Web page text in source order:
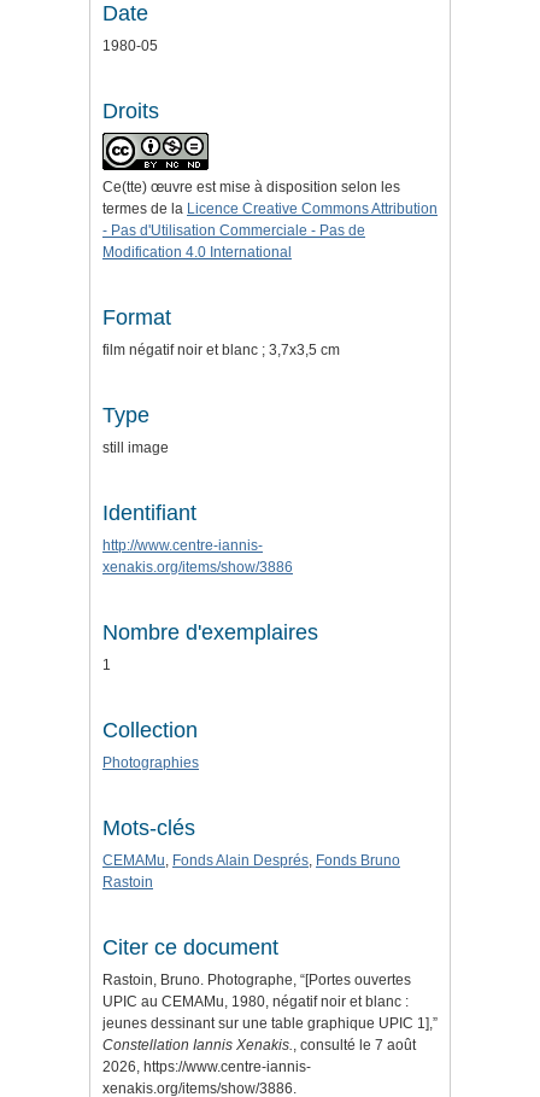
Date
1980-05
Droits
Ce(tte) œuvre est mise à disposition selon les
termes de la Licence Creative Commons Attribution
- Pas d'Utilisation Commerciale - Pas de
Modification 4.0 International
Format
film négatif noir et blanc ; 3,7x3,5 cm
Type
still image
Identifiant
http://www.centre-iannis-
xenakis.org/items/show/3886
Nombre d'exemplaires
1
Collection
Photographies
Mots-clés
CEMAMu, Fonds Alain Després, Fonds Bruno
Rastoin
Citer ce document
Rastoin, Bruno. Photographe, “[Portes ouvertes
UPIC au CEMAMu, 1980, négatif noir et blanc :
jeunes dessinant sur une table graphique UPIC 1],”
Constellation Iannis Xenakis., consulté le 7 août
2026, https://www.centre-iannis-
xenakis.org/items/show/3886.